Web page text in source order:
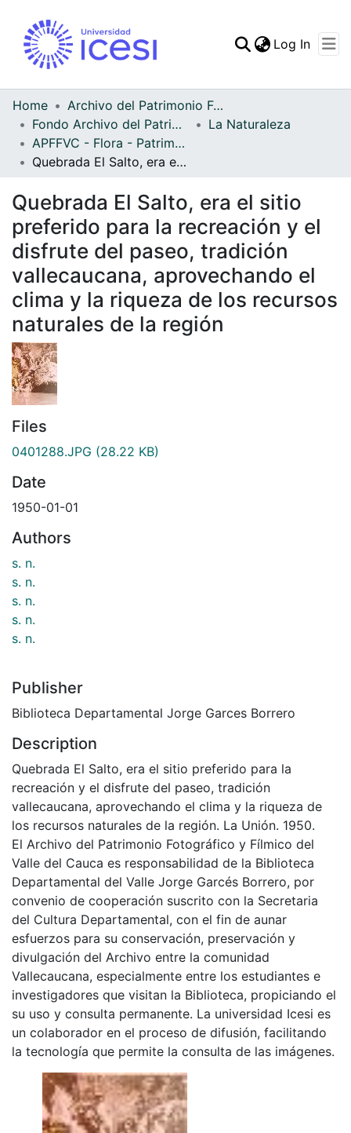
Statistics
Log In
Home
Archivo del Patrimonio Fotográfico y Fílmico del Valle del Cauca
Fondo Archivo del Patrimonio Fotográfico y Fílmico del Valle del Cauca
La Naturaleza
APFFVC - Flora - Patrimonial
Quebrada El Salto, era el sitio preferido para la recreación y el disfrute del paseo, tradición vallecaucana, aprovechando el clima y la riqueza de los recursos naturales de la región
Quebrada El Salto, era el sitio
preferido para la recreación y el
disfrute del paseo, tradición
vallecaucana, aprovechando el
clima y la riqueza de los recursos
naturales de la región
Files
0401288.JPG (28.22 KB)
Date
1950-01-01
Authors
s. n.
s. n.
s. n.
s. n.
s. n.
Publisher
Biblioteca Departamental Jorge Garces Borrero
Description
Quebrada El Salto, era el sitio preferido para la
recreación y el disfrute del paseo, tradición
vallecaucana, aprovechando el clima y la riqueza de
los recursos naturales de la región. La Unión. 1950.
El Archivo del Patrimonio Fotográfico y Fílmico del
Valle del Cauca es responsabilidad de la Biblioteca
Departamental del Valle Jorge Garcés Borrero, por
convenio de cooperación suscrito con la Secretaria
del Cultura Departamental, con el fin de aunar
esfuerzos para su conservación, preservación y
divulgación del Archivo entre la comunidad
Vallecaucana, especialmente entre los estudiantes e
investigadores que visitan la Biblioteca, propiciando el
su uso y consulta permanente. La universidad Icesi es
un colaborador en el proceso de difusión, facilitando
la tecnología que permite la consulta de las imágenes.